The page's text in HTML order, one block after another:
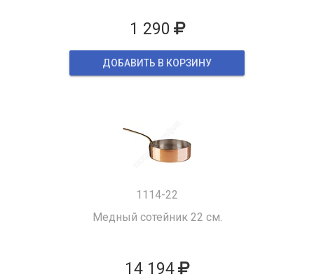
1 290
ДОБАВИТЬ В КОРЗИНУ
1114-22
Медный сотейник 22 см.
14 194